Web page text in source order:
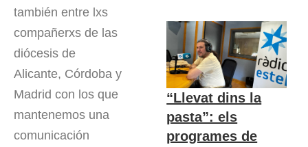
también entre lxs
compañerxs de las
diócesis de
Alicante, Córdoba y
Madrid con los que
mantenemos una
comunicación
“Llevat dins la
pasta”: els
programes de